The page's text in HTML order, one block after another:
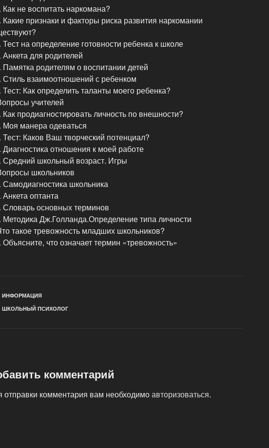
Как не воспитать наркомана?
Какие признаки и факторы риска развития наркомании
Тест на определение готовности ребенка к школе
Анкета для родителей
Памятка родителям о воспитании детей
Стиль взаимоотношений с ребенком
Тест: Как определить таланты моего ребенка?
учителей
Как продиагностировать личность по внешности?
Моя манера одеваться
Тест: Каков Ваш творческий потенциал?
Диагностика отношения к моей работе
Средний школьный возраст. Игры
школьников
Самодиагностика школьника
Анкета оптанта
Словарь основных терминов
Методика Дж.Голланда.Определение типа личности
такое тревожность младших школьников?
Объясните, что означает термин «тревожность»
РУБРИКИ
ИНФОРМАЦИЯ
МЕТКИ
ШКОЛЬНЫЙ ПСИХОЛОГ
комментарий
отправки комментария вам необходимоавторизоваться.